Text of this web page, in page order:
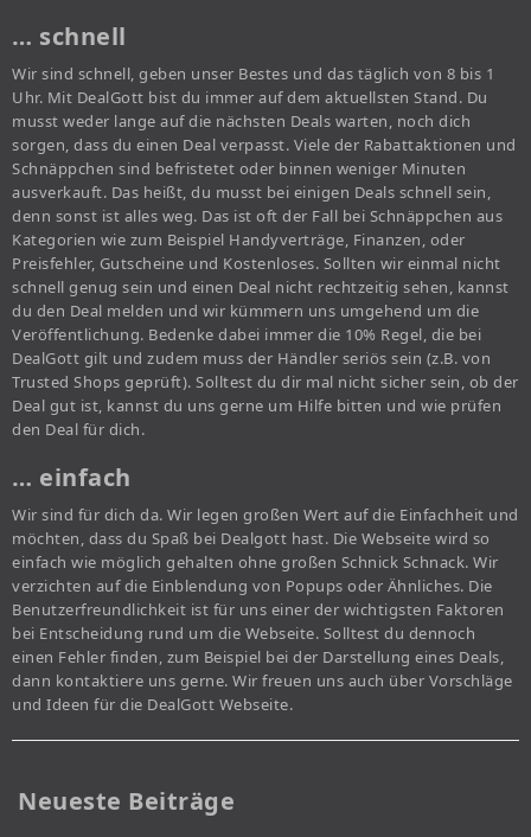
… schnell
Wir sind schnell, geben unser Bestes und das täglich von 8 bis 1
Uhr. Mit DealGott bist du immer auf dem aktuellsten Stand. Du
musst weder lange auf die nächsten Deals warten, noch dich
sorgen, dass du einen Deal verpasst. Viele der Rabattaktionen und
Schnäppchen sind befristetet oder binnen weniger Minuten
ausverkauft. Das heißt, du musst bei einigen Deals schnell sein,
denn sonst ist alles weg. Das ist oft der Fall bei Schnäppchen aus
Kategorien wie zum Beispiel Handyverträge, Finanzen, oder
Preisfehler, Gutscheine und Kostenloses. Sollten wir einmal nicht
schnell genug sein und einen Deal nicht rechtzeitig sehen, kannst
du den Deal melden und wir kümmern uns umgehend um die
Veröffentlichung. Bedenke dabei immer die 10% Regel, die bei
DealGott gilt und zudem muss der Händler seriös sein (z.B. von
Trusted Shops geprüft). Solltest du dir mal nicht sicher sein, ob der
Deal gut ist, kannst du uns gerne um Hilfe bitten und wie prüfen
den Deal für dich.
… einfach
Wir sind für dich da. Wir legen großen Wert auf die Einfachheit und
möchten, dass du Spaß bei Dealgott hast. Die Webseite wird so
einfach wie möglich gehalten ohne großen Schnick Schnack. Wir
verzichten auf die Einblendung von Popups oder Ähnliches. Die
Benutzerfreundlichkeit ist für uns einer der wichtigsten Faktoren
bei Entscheidung rund um die Webseite. Solltest du dennoch
einen Fehler finden, zum Beispiel bei der Darstellung eines Deals,
dann kontaktiere uns gerne. Wir freuen uns auch über Vorschläge
und Ideen für die DealGott Webseite.
Neueste Beiträge